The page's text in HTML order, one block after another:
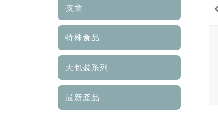
孩童
特殊食品
大包裝系列
最新產品